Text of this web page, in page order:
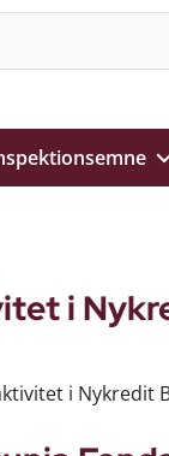
i
i Nykredit